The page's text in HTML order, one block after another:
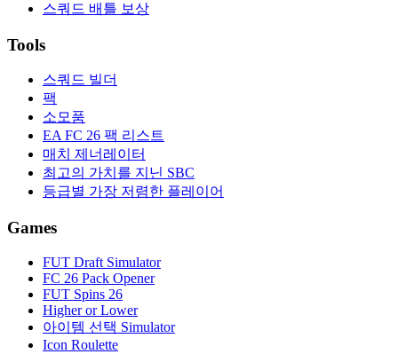
스쿼드 배틀 보상
Tools
스쿼드 빌더
팩
소모품
EA FC 26 팩 리스트
매치 제너레이터
최고의 가치를 지닌 SBC
등급별 가장 저렴한 플레이어
Games
FUT Draft Simulator
FC 26 Pack Opener
FUT Spins 26
Higher or Lower
아이템 선택 Simulator
Icon Roulette